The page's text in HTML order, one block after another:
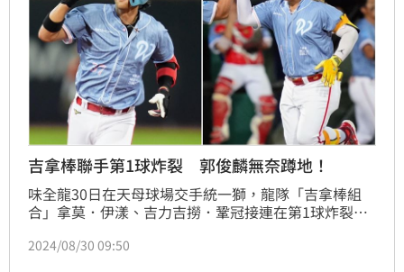
吉拿棒聯手第1球炸裂 郭俊麟無奈蹲地！
味全龍30日在天母球場交手統一獅，龍隊「吉拿棒組
合」拿莫．伊漾、吉力吉撈．鞏冠接連在第1球炸裂，
後，郭俊麟立刻無奈蹲下，球應該可以飛出場但是被護
2024/08/30 09:50